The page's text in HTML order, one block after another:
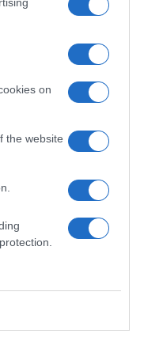
on
the website